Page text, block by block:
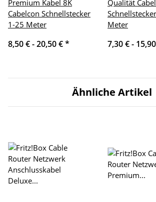
Premium Kabel 8K
Cabelcon Schnellstecker
1-25 Meter
8,50 € -20,50 €*
Qualität
Meter
7,30 € -
Ähnliche Artikel